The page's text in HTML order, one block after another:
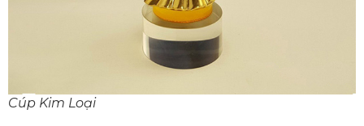
Cúp Kim Loại